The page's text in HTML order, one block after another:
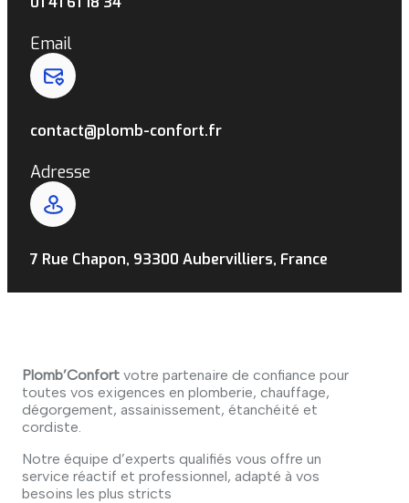
Email
contact@plomb-confort.fr
Adresse
7 Rue Chapon, 93300 Aubervilliers, France
Plomb’Confort votre partenaire de confiance pour
toutes vos exigences en plomberie, chauffage,
dégorgement, assainissement, étanchéité et
cordiste.
Notre équipe d’experts qualifiés vous offre un
service réactif et professionnel, adapté à vos
besoins les plus stricts